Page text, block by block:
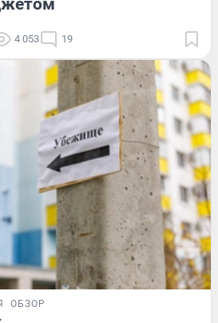
4 053 19
ОБЗОР